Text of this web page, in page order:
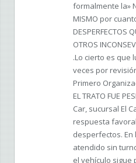
formalmente la»
MISMO por cuanto
DESPERFECTOS
OTROS
.Lo cierto es que
veces por revisión
Primero
EL TRATO FUE
Car, sucursal El
respuesta
desperfectos. En
atendido sin
el vehículo sigue